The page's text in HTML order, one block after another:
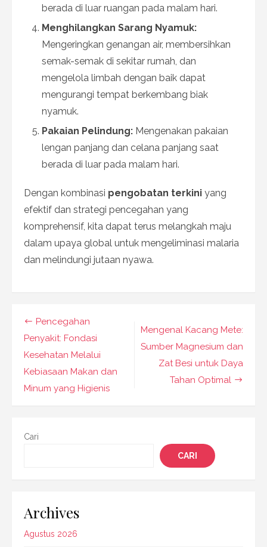
berada di luar ruangan pada malam hari.
Menghilangkan Sarang Nyamuk:
Mengeringkan genangan air, membersihkan
semak-semak di sekitar rumah, dan
mengelola limbah dengan baik dapat
mengurangi tempat berkembang biak
nyamuk.
Pakaian Pelindung: Mengenakan pakaian
lengan panjang dan celana panjang saat
berada di luar pada malam hari.
Dengan kombinasi pengobatan terkini yang
efektif dan strategi pencegahan yang
komprehensif, kita dapat terus melangkah maju
dalam upaya global untuk mengeliminasi malaria
dan melindungi jutaan nyawa.
Navigasi
pos
Mengenal Kacang Mete:
Sumber Magnesium dan
Zat Besi untuk Daya
Tahan Optimal
Pencegahan
Penyakit: Fondasi
Kesehatan Melalui
Kebiasaan Makan dan
Minum yang Higienis
Cari
CARI
Archives
Agustus 2026